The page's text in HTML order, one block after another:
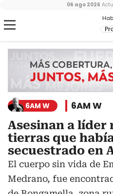
06 ago 2026
6AM W 6AM W
Asesinan a líder
tierras que
secuestrado en
El cuerpo sin vida de
Medrano, fue